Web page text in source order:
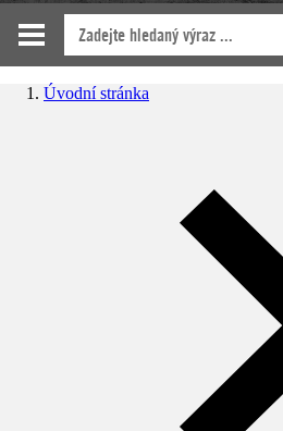
Úvodní stránka